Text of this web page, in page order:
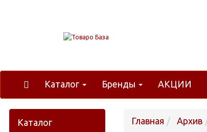
Каталог Бренды АКЦИИ
Каталог Главная Архив